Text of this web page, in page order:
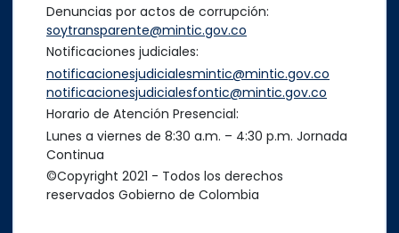
Denuncias por actos de corrupción:
soytransparente@mintic.gov.co
Notificaciones judiciales:
notificacionesjudicialesmintic@mintic.gov.co
notificacionesjudicialesfontic@mintic.gov.co
Horario de Atención Presencial:
Lunes a viernes de 8:30 a.m. – 4:30 p.m. Jornada
Continua
©Copyright 2021 - Todos los derechos
reservados Gobierno de Colombia